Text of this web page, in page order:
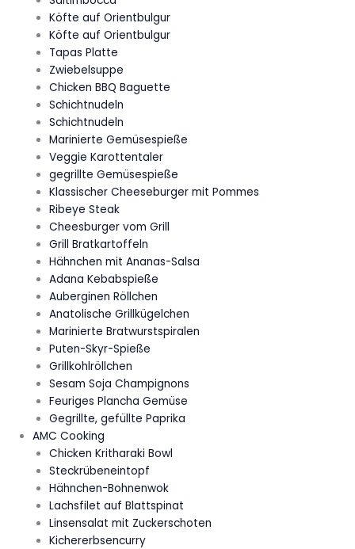
Köfte auf Orientbulgur
Köfte auf Orientbulgur
Tapas Platte
Zwiebelsuppe
Chicken BBQ Baguette
Schichtnudeln
Schichtnudeln
Marinierte Gemüsespieße
Veggie Karottentaler
gegrillte Gemüsespieße
Klassischer Cheeseburger mit Pommes
Ribeye Steak
Cheesburger vom Grill
Grill Bratkartoffeln
Hähnchen mit Ananas-Salsa
Adana Kebabspieße
Auberginen Röllchen
Anatolische Grillkügelchen
Marinierte Bratwurstspiralen
Puten-Skyr-Spieße
Grillkohlröllchen
Sesam Soja Champignons
Feuriges Plancha Gemüse
Gegrillte, gefüllte Paprika
AMC Cooking
Chicken Kritharaki Bowl
Steckrübeneintopf
Hähnchen-Bohnenwok
Lachsfilet auf Blattspinat
Linsensalat mit Zuckerschoten
Kichererbsencurry